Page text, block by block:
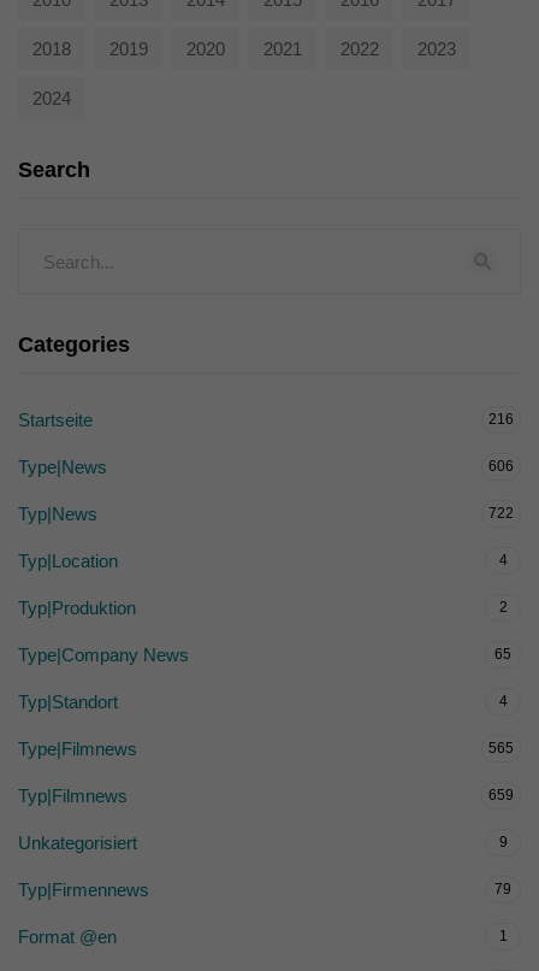
2018 2019 2020 2021 2022 2023
2024
Search
Categories
Startseite 216
Type|News 606
Typ|News 722
Typ|Location 4
Typ|Produktion 2
Type|Company News 65
Typ|Standort 4
Type|Filmnews 565
Typ|Filmnews 659
Unkategorisiert 9
Typ|Firmennews 79
Format @en 1